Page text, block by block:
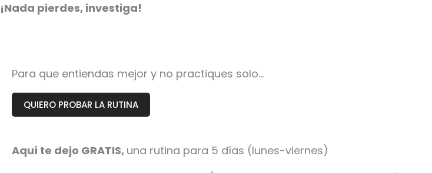
¡Nada pierdes, investiga!
Para que entiendas mejor y no practiques solo…
QUIERO PROBAR LA RUTINA
Aquí te dejo GRATIS, una rutina para 5 días (lunes-viernes)